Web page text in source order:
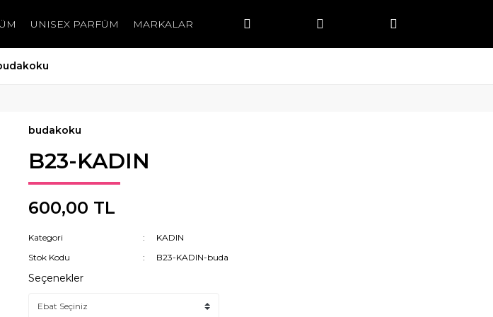
UNISEX PARFÜM MARKALAR
budakoku
B23-KADIN
600,00 TL
Kategori
KADIN
Stok Kodu
B23-KADIN-buda
Seçenekler